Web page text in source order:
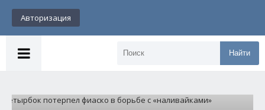
Авторизация
Найти